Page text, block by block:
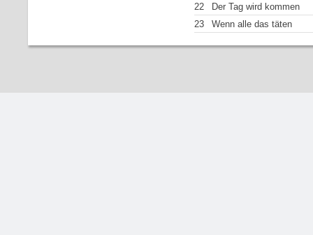
22
Der Tag wird kommen
23
Wenn alle das täten